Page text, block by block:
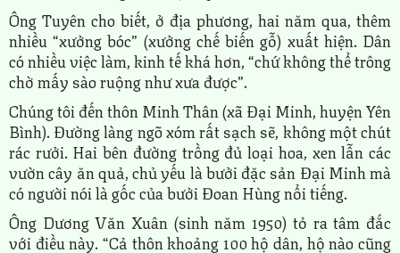
Ông Tuyên cho biết, ở địa phương, hai năm qua, thêm
nhiều “xưởng bóc” (xưởng chế biến gỗ) xuất hiện. Dân
có nhiều việc làm, kinh tế khá hơn, “chứ không thể trông
chờ mấy sào ruộng như xưa được”.
Chúng tôi đến thôn Minh Thân (xã Đại Minh, huyện Yên
Bình). Đường làng ngõ xóm rất sạch sẽ, không một chút
rác rưởi. Hai bên đường trồng đủ loại hoa, xen lẫn các
vườn cây ăn quả, chủ yếu là bưởi đặc sản Đại Minh mà
có người nói là gốc của bưởi Đoan Hùng nổi tiếng.
Ông Dương Văn Xuân (sinh năm 1950) tỏ ra tâm đắc
với điều này. “Cả thôn khoảng 100 hộ dân, hộ nào cũng